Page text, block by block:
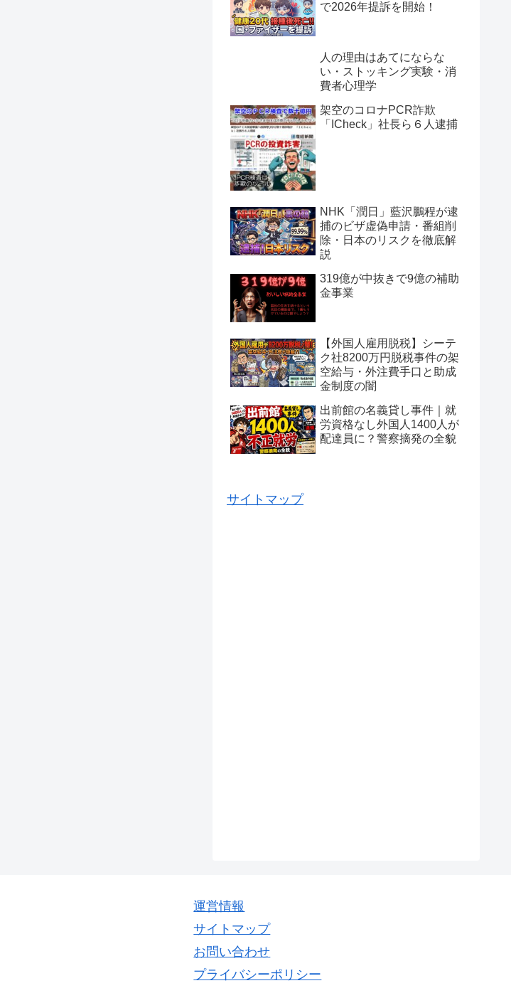
で2026年提訴を開始！
人の理由はあてにならな
い・ストッキング実験・消
費者心理学
架空のコロナPCR詐欺
「ICheck」社長ら６人逮捕
NHK「潤日」藍沢鵬程が逮
捕のビザ虚偽申請・番組削
除・日本のリスクを徹底解
説
319億が中抜きで9億の補助
金事業
【外国人雇用脱税】シーテ
ク社8200万円脱税事件の架
空給与・外注費手口と助成
金制度の闇
出前館の名義貸し事件｜就
労資格なし外国人1400人が
配達員に？警察摘発の全貌
サイトマップ
運営情報
サイトマップ
お問い合わせ
プライバシーポリシー